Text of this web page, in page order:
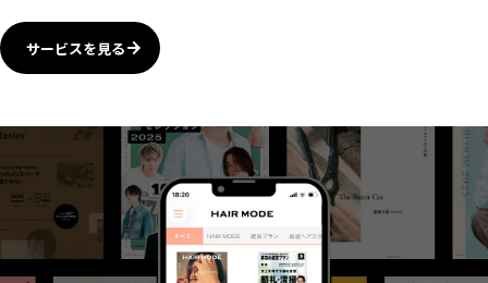
サービスを見る